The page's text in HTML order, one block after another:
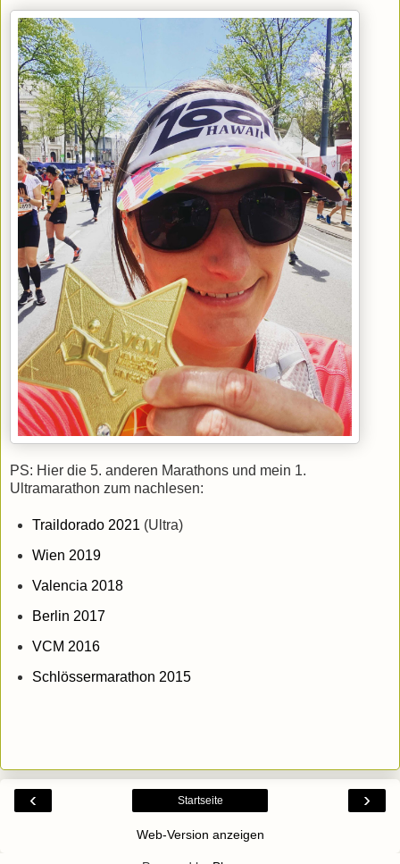
PS: Hier die 5. anderen Marathons und mein 1.
Ultramarathon zum nachlesen:
Traildorado 2021 (Ultra)
Wien 2019
Valencia 2018
Berlin 2017
VCM 2016
Schlössermarathon 2015
‹ ›
Startseite
Web-Version anzeigen